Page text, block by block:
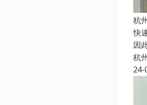
杭
快
因
杭
24-